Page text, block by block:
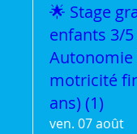
🌟 Stage
enfants 3/5
Autonomie
motricité
ans) (1)
ven. 07 août